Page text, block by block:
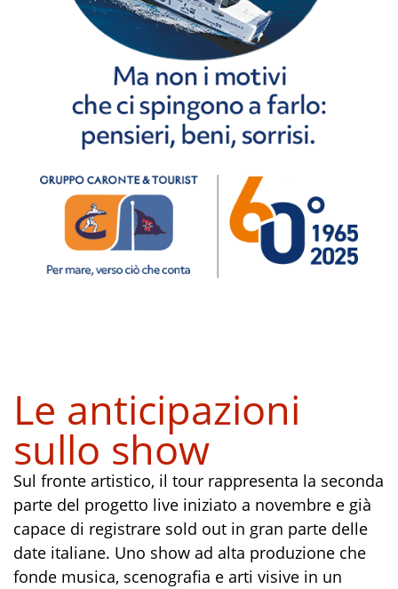
Le anticipazioni
sullo show
Sul fronte artistico, il tour rappresenta la seconda
parte del progetto live iniziato a novembre e già
capace di registrare sold out in gran parte delle
date italiane. Uno show ad alta produzione che
fonde musica, scenografia e arti visive in un